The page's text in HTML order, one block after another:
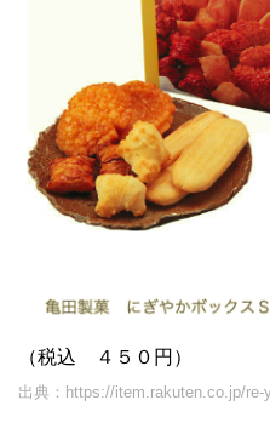
（税込 ４５０円）
出典：https://item.rakuten.co.jp/re-